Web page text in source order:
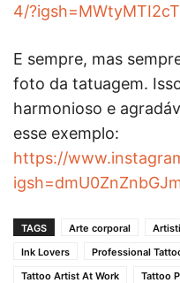
4/
E sempre, mas
foto da tatuagem.
harmonioso e
esse exemplo:
https://
TAGS Arte corporal
Ink Lovers
Professional
Tattoo Artist At Work
Tattoo